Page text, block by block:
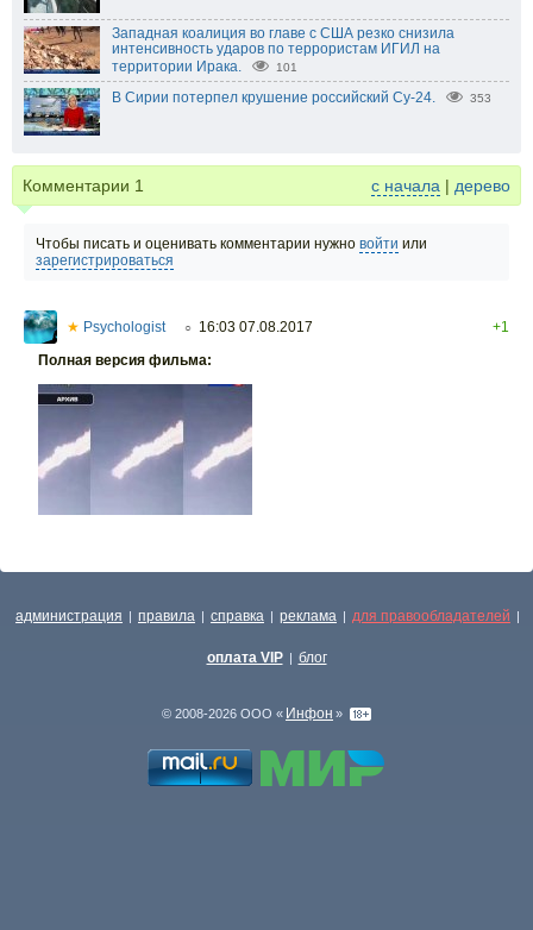
Западная коалиция во главе с США резко снизила
интенсивность ударов по террористам ИГИЛ на
территории Ирака.
101
В Сирии потерпел крушение российский Су-24. 353
Комментарии 1 с начала | дерево
Чтобы писать и оценивать комментарии нужно войти или
зарегистрироваться
★ Psychologist ○ 16:03 07.08.2017
+1
Полная версия фильма:
администрация | правила | справка | реклама | для правообладателей |
оплата VIP | блог
© 2008-2026 ООО « Инфон »